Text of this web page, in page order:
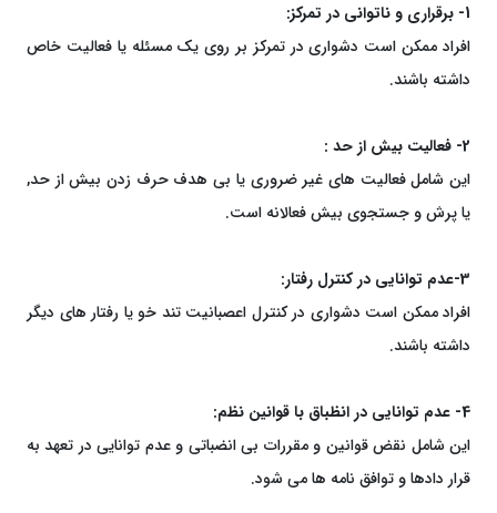
1- برقراری و ناتوانی در تمرکز:
افراد ممکن است دشواری در تمرکز بر روی یک مسئله یا فعالیت خاص
داشته باشند.
2- فعالیت بیش از حد :
این شامل فعالیت های غیر ضروری یا بی هدف حرف زدن بیش از حد,
یا پرش و جستجوی بیش فعالانه است.
3-عدم توانایی در کنترل رفتار:
افراد ممکن است دشواری در کنترل اعصبانیت تند خو یا رفتار های دیگر
داشته باشند.
4- عدم توانایی در انظباق با قوانین نظم:
این شامل نقض قوانین و مقررات بی انضباتی و عدم توانایی در تعهد به
قرار دادها و توافق نامه ها می شود.